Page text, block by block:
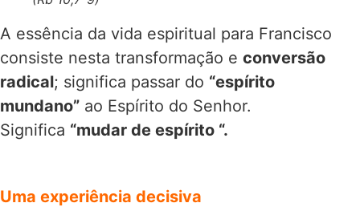
A essência da vida espiritual para Francisco
consiste nesta transformação e conversão
radical; significa passar do “espírito
mundano” ao Espírito do Senhor.
Significa “mudar de espírito “.
Uma experiência decisiva